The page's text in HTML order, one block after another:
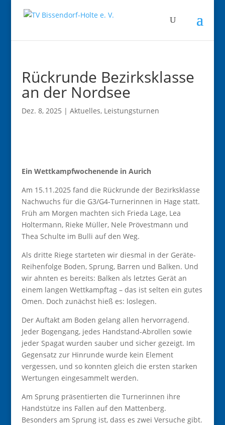
Rückrunde Bezirksklasse
an der Nordsee
Dez. 8, 2025 | Aktuelles, Leistungsturnen
Ein Wettkampfwochenende in Aurich
Am 15.11.2025 fand die Rückrunde der Bezirksklasse
Nachwuchs für die G3/G4-Turnerinnen in Hage statt.
Früh am Morgen machten sich Frieda Lage, Lea
Holtermann, Rieke Müller, Nele Prövestmann und
Thea Schulte im Bulli auf den Weg.
Als dritte Riege starteten wir diesmal in der Geräte-
Reihenfolge Boden, Sprung, Barren und Balken. Und
wir ahnten es bereits: Balken als letztes Gerät an
einem langen Wettkampftag – das ist selten ein gutes
Omen. Doch zunächst hieß es: loslegen.
Der Auftakt am Boden gelang allen hervorragend.
Jeder Bogengang, jedes Handstand-Abrollen sowie
jeder Spagat wurden sauber und sicher gezeigt. Im
Gegensatz zur Hinrunde wurde kein Element
vergessen, und so konnten gleich die ersten starken
Wertungen eingesammelt werden.
Am Sprung präsentierten die Turnerinnen ihre
Handstütze ins Fallen auf den Mattenberg.
Besonders am Sprung ist, dass es zwei Versuche gibt.